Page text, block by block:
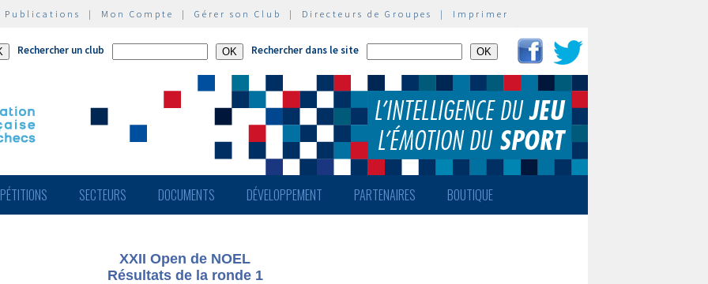
Publications | Mon Compte | Gérer son Club | Directeurs de Groupes | Imprimer
Rechercher un club Rechercher dans le site
SECTEURS DOCUMENTS DÉVELOPPEMENT PARTENAIRES BOUTIQUE
XXII Open de NOEL
Résultats de la ronde 1